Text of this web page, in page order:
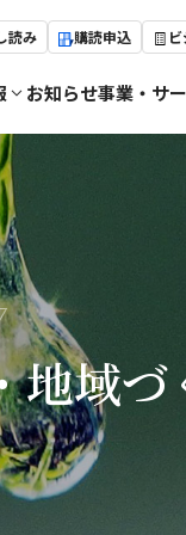
読み 購読申込
お知らせ事業・サ
地域づ